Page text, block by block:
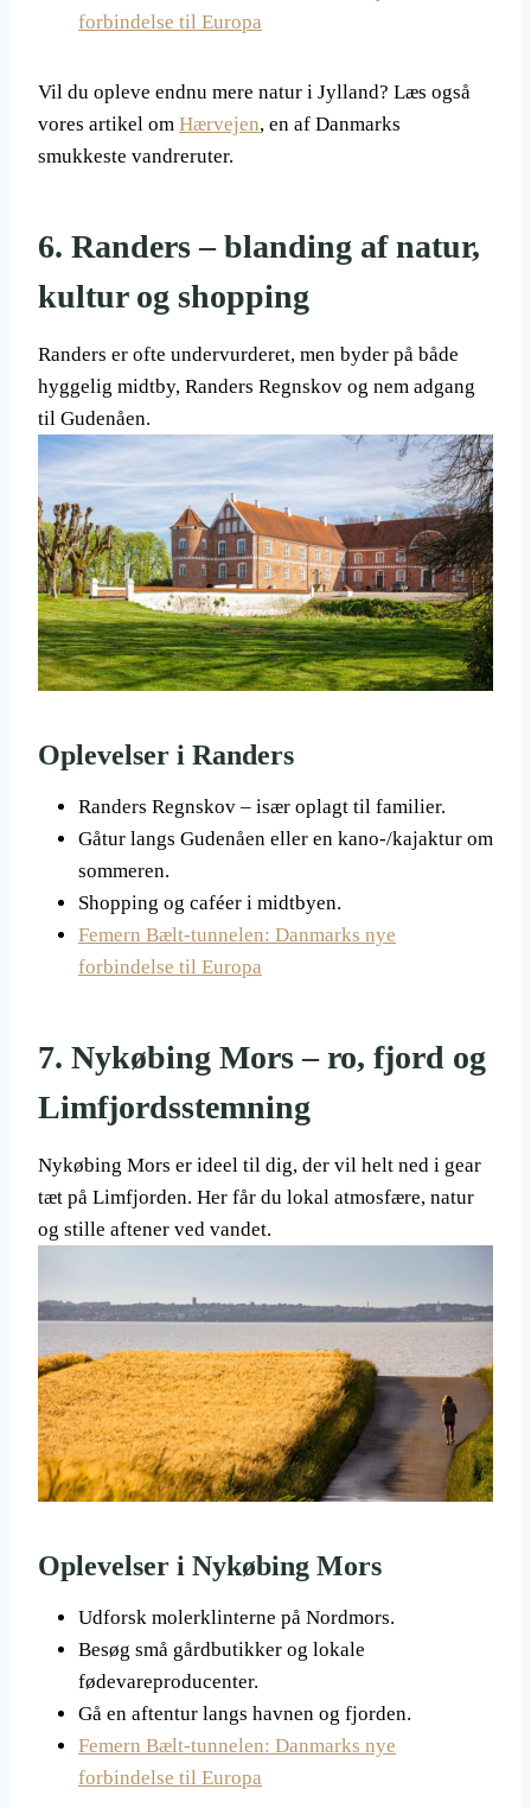
forbindelse til Europa
Vil du opleve endnu mere natur i Jylland? Læs også
vores artikel om Hærvejen, en af Danmarks
smukkeste vandreruter.
6. Randers – blanding af natur,
kultur og shopping
Randers er ofte undervurderet, men byder på både
hyggelig midtby, Randers Regnskov og nem adgang
til Gudenåen.
Oplevelser i Randers
Randers Regnskov – især oplagt til familier.
Gåtur langs Gudenåen eller en kano-/kajaktur om
sommeren.
Shopping og caféer i midtbyen.
Femern Bælt-tunnelen: Danmarks nye
forbindelse til Europa
7. Nykøbing Mors – ro, fjord og
Limfjordsstemning
Nykøbing Mors er ideel til dig, der vil helt ned i gear
tæt på Limfjorden. Her får du lokal atmosfære, natur
og stille aftener ved vandet.
Oplevelser i Nykøbing Mors
Udforsk molerklinterne på Nordmors.
Besøg små gårdbutikker og lokale
fødevareproducenter.
Gå en aftentur langs havnen og fjorden.
Femern Bælt-tunnelen: Danmarks nye
forbindelse til Europa